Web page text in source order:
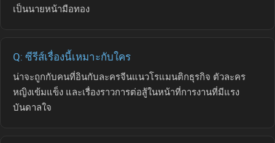
เป็นนายหน้ามือทอง
Q: ซีรีส์เรื่องนี้เหมาะกับใคร
น่าจะถูกกับคนที่อินกับละครจีนแนวโรแมนติกธุรกิจ ตัวละคร
หญิงเข้มแข็ง และเรื่องราวการต่อสู้ในหน้าที่การงานที่มีแรง
บันดาลใจ